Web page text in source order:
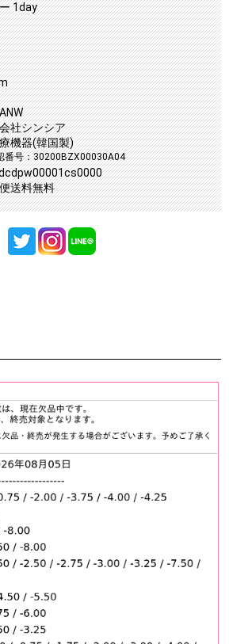
1day
社シンシア
機器(韓国製)
番号：30200BZX00030A04
送料無料